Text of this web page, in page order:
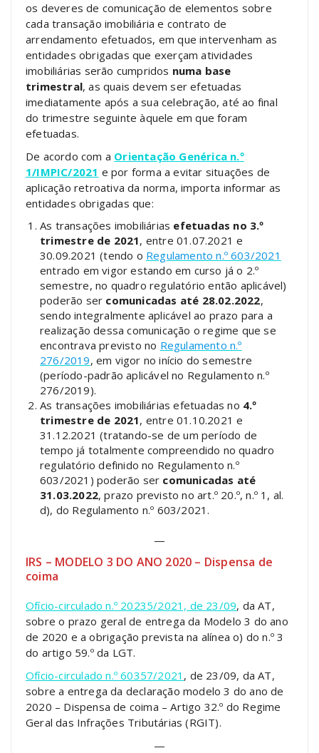
os deveres de comunicação de elementos sobre
cada transação imobiliária e contrato de
arrendamento efetuados, em que intervenham as
entidades obrigadas que exerçam atividades
imobiliárias serão cumpridos numa base
trimestral, as quais devem ser efetuadas
imediatamente após a sua celebração, até ao final
do trimestre seguinte àquele em que foram
efetuadas.
De acordo com a Orientação Genérica n.º
1/IMPIC/2021 e por forma a evitar situações de
aplicação retroativa da norma, importa informar as
entidades obrigadas que:
As transações imobiliárias efetuadas no 3.º
trimestre de 2021, entre 01.07.2021 e
30.09.2021 (tendo o Regulamento n.º 603/2021
entrado em vigor estando em curso já o 2.º
semestre, no quadro regulatório então aplicável)
poderão ser comunicadas até 28.02.2022,
sendo integralmente aplicável ao prazo para a
realização dessa comunicação o regime que se
encontrava previsto no Regulamento n.º
276/2019, em vigor no início do semestre
(período-padrão aplicável no Regulamento n.º
276/2019).
As transações imobiliárias efetuadas no 4.º
trimestre de 2021, entre 01.10.2021 e
31.12.2021 (tratando-se de um período de
tempo já totalmente compreendido no quadro
regulatório definido no Regulamento n.º
603/2021) poderão ser comunicadas até
31.03.2022, prazo previsto no art.º 20.º, n.º 1, al.
d), do Regulamento n.º 603/2021.
—
IRS – MODELO 3 DO ANO 2020 – Dispensa de
coima
Ofício-circulado n.º 20235/2021, de 23/09, da AT,
sobre o prazo geral de entrega da Modelo 3 do ano
de 2020 e a obrigação prevista na alínea o) do n.º 3
do artigo 59.º da LGT.
Ofício-circulado n.º 60357/2021 , de 23/09, da AT,
sobre a entrega da declaração modelo 3 do ano de
2020 – Dispensa de coima – Artigo 32.º do Regime
Geral das Infrações Tributárias (RGIT).
—